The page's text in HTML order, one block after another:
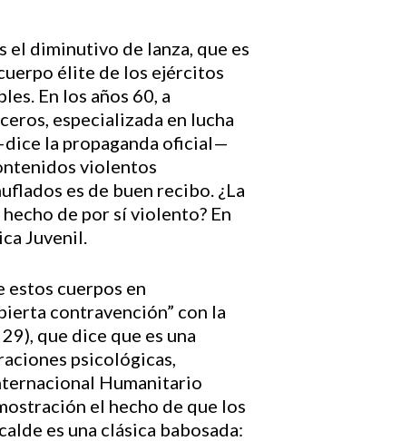
diminutivo de lanza, que es
élite de los ejércitos
En los años 60, a
especializada en lucha
la propaganda oficial—
violentos
es de buen recibo. ¿La
de por sí violento? En
Juvenil.
estos cuerpos en
contravención” con la
que dice que es una
psicológicas,
Humanitario
el hecho de que los
es una clásica babosada: